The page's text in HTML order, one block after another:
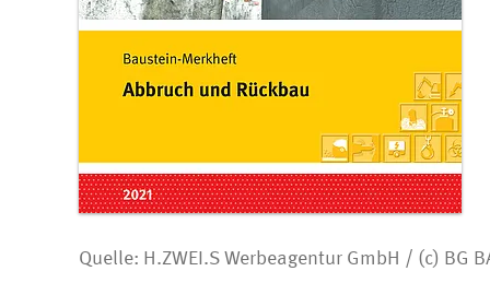
Quelle: H.ZWEI.S Werbeagentur GmbH / (c) BG